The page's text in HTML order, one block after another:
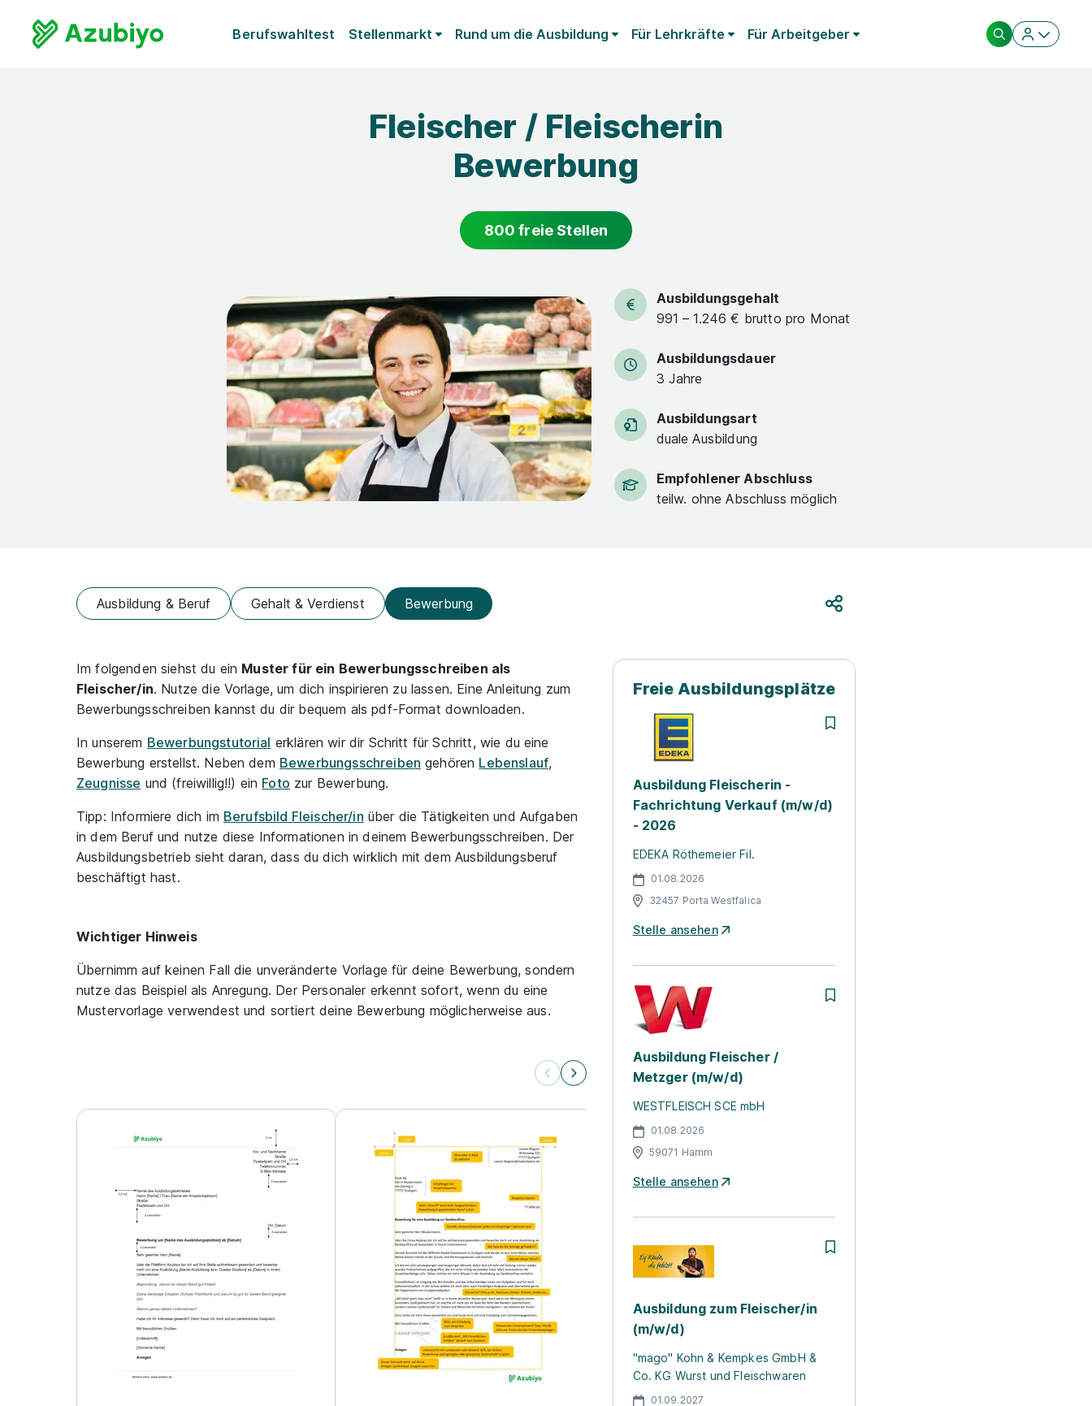
Berufswahltest Stellenmarkt Rund um die Ausbildung Für Lehrkräfte Für Arbeitgeber
Fleischer / Fleischerin
Bewerbung
800 freie Stellen
Ausbildungsgehalt
991 – 1.246 € brutto pro Monat
Ausbildungsdauer
3 Jahre
Ausbildungsart
duale Ausbildung
Empfohlener Abschluss
teilw. ohne Abschluss möglich
Ausbildung & Beruf Gehalt & Verdienst
Bewerbung
Im folgenden siehst du ein Muster für ein Bewerbungsschreiben als
Fleischer/in. Nutze die Vorlage, um dich inspirieren zu lassen. Eine Anleitung zum
Bewerbungsschreiben kannst du dir bequem als pdf-Format downloaden.
In unserem Bewerbungstutorial erklären wir dir Schritt für Schritt, wie du eine
Bewerbung erstellst. Neben dem Bewerbungsschreiben gehören Lebenslauf,
Zeugnisse und (freiwillig!!) ein Foto zur Bewerbung.
Tipp: Informiere dich im Berufsbild Fleischer/in über die Tätigkeiten und Aufgaben
in dem Beruf und nutze diese Informationen in deinem Bewerbungsschreiben. Der
Ausbildungsbetrieb sieht daran, dass du dich wirklich mit dem Ausbildungsberuf
beschäftigt hast.
Wichtiger Hinweis
Übernimm auf keinen Fall die unveränderte Vorlage für deine Bewerbung, sondern
nutze das Beispiel als Anregung. Der Personaler erkennt sofort, wenn du eine
Mustervorlage verwendest und sortiert deine Bewerbung möglicherweise aus.
Freie Ausbildungsplätze
Ausbildung Fleischerin -
Fachrichtung Verkauf (m/w/d)
- 2026
EDEKA Röthemeier Fil.
01.08.2026
32457 Porta Westfalica
Stelle ansehen
Ausbildung Fleischer /
Metzger (m/w/d)
WESTFLEISCH SCE mbH
01.08.2026
59071 Hamm
Stelle ansehen
Ausbildung zum Fleischer/in
(m/w/d)
"mago" Kohn & Kempkes GmbH &
Co. KG Wurst und Fleischwaren
01.09.2027